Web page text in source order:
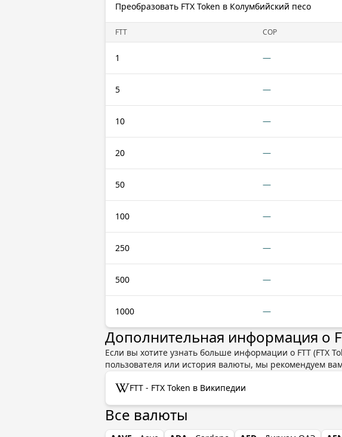
Преобразовать FTX Token в Колумбийский песо
FTT COP
1 —
5 —
10 —
20 —
50 —
100 —
250 —
500 —
1000 —
Дополнительная информация о
Если вы хотите узнать больше информации о FTT (FTX
пользователя или история валюты, мы рекомендуем
FTT - FTX Token в Википедии
Все валюты